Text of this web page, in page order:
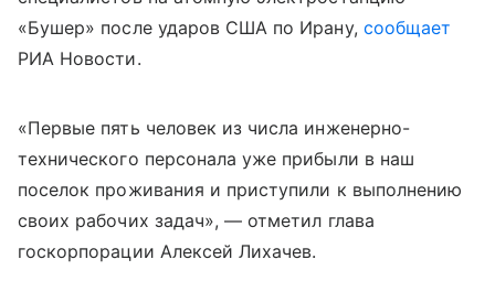
«Бушер» после ударов США по Ирану, сообщает
РИА Новости.
«Первые пять человек из числа инженерно-
технического персонала уже прибыли в наш
поселок проживания и приступили к выполнению
своих рабочих задач», — отметил глава
госкорпорации Алексей Лихачев.